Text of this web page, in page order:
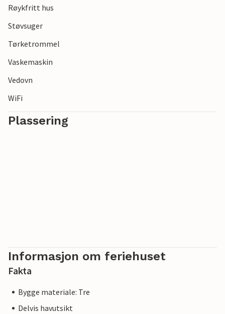
Røykfritt hus
Støvsuger
Tørketrommel
Vaskemaskin
Vedovn
WiFi
Plassering
Informasjon om feriehuset
Fakta
Bygge materiale: Tre
Delvis havutsikt